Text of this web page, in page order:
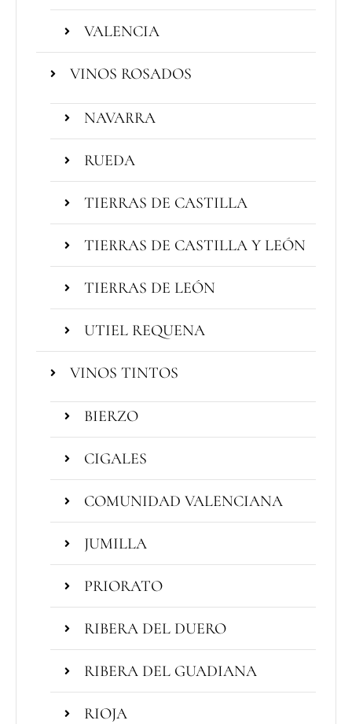
VALENCIA
VINOS ROSADOS
NAVARRA
RUEDA
TIERRAS DE CASTILLA
TIERRAS DE CASTILLA Y LEÓN
TIERRAS DE LEÓN
UTIEL REQUENA
VINOS TINTOS
BIERZO
CIGALES
COMUNIDAD VALENCIANA
JUMILLA
PRIORATO
RIBERA DEL DUERO
RIBERA DEL GUADIANA
RIOJA